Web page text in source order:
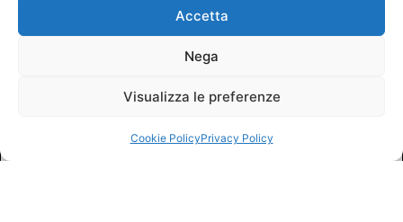
Accetta
Nega
Visualizza le preferenze
Cookie PolicyPrivacy Policy